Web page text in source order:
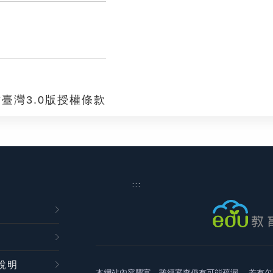
灣3.0版授權條款
:::
明